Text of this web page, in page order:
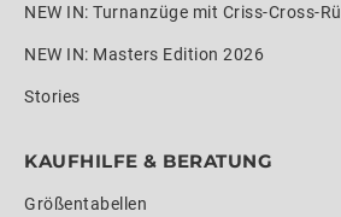
NEW IN: Turnanzüge mit Criss-Cross-
NEW IN: Masters Edition 2026
Stories
KAUFHILFE & BERATUNG
Größentabellen